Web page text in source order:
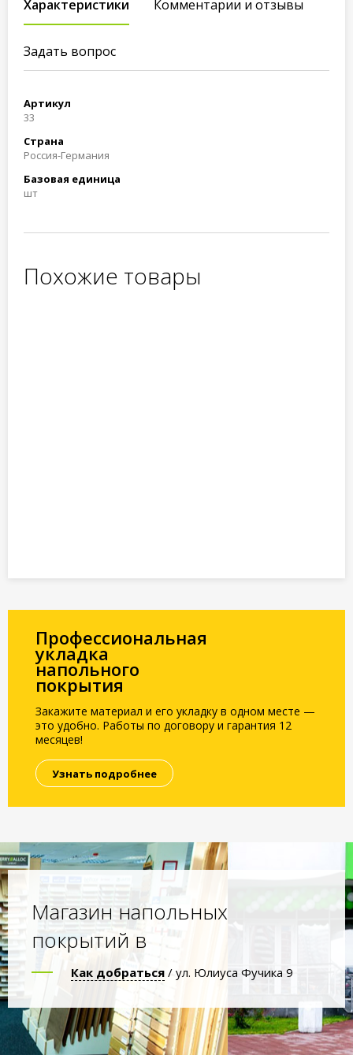
Характеристики Комментарии и отзывы
Задать вопрос
Артикул
33
Страна
Россия-Германия
Базовая единица
шт
Похожие товары
Профессиональная
укладка
напольного
покрытия
Закажите материал и его укладку в одном месте —
это удобно. Работы по договору и гарантия 12
месяцев!
Узнать подробнее
Магазин напольных
покрытий в
Как добраться / ул. Юлиуса Фучика 9